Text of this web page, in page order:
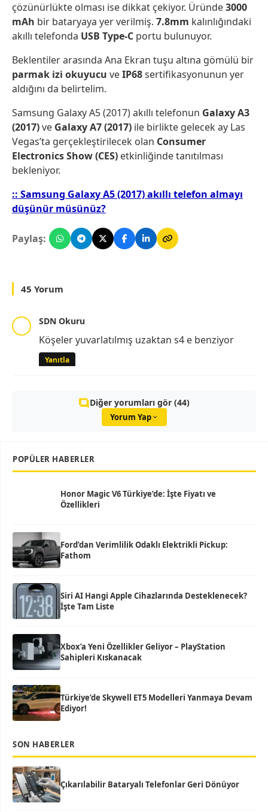
çözünürlükte olması ise dikkat çekiyor. Üründe3000
mAh bir bataryaya yer verilmiş. 7.8mm kalınlığındaki
akıllı telefonda USB Type-C portu bulunuyor.
Beklentiler arasında Ana Ekran tuşu altına gömülü bir
parmak izi okuyucu veIP68sertifikasyonunun yer
aldığını da belirtelim.
Samsung Galaxy A5 (2017) akıllı telefonun Galaxy A3
(2017)ve Galaxy A7 (2017) ile birlikte gelecek ay Las
Vegas’ta gerçekleştirilecek olan Consumer
Electronics Show (CES) etkinliğinde tanıtılması
bekleniyor.
:: Samsung Galaxy A5 (2017) akıllı telefon almayı
düşünür müsünüz?
Paylaş:
45 Yorum
SDN Okuru
Köşeler yuvarlatılmış uzaktan s4 e benziyor
Yanıtla
Diğer yorumları gör (44)
Yorum Yap
POPÜLER HABERLER
Honor Magic V6 Türkiye’de: İşte Fiyatı ve
Özellikleri
Ford’dan Verimlilik Odaklı Elektrikli Pickup:
Fathom
Siri AI Hangi Apple Cihazlarında Desteklenecek?
İşte Tam Liste
Xbox’a Yeni Özellikler Geliyor – PlayStation
Sahipleri Kıskanacak
Türkiye’de Skywell ET5 Modelleri Yanmaya Devam
Ediyor!
SON HABERLER
Çıkarılabilir Bataryalı Telefonlar Geri Dönüyor